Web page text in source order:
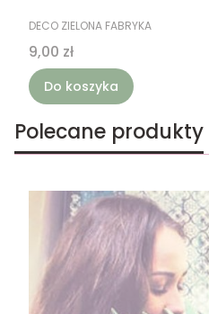
PRODUCENT
DECO ZIELONA FABRYKA
Cena
9,00 zł
Do koszyka
Polecane produkty